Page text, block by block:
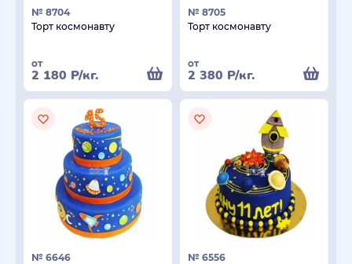
№ 8704
Торт космонавту
от
2 180 Р/кг.
№ 8705
Торт космонавту
от
2 380 Р/кг.
№ 6646
№ 6556